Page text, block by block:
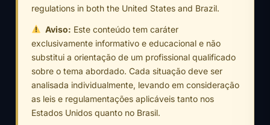
regulations in both the United States and Brazil.
Aviso: Este conteúdo tem caráter
exclusivamente informativo e educacional e não
substitui a orientação de um profissional qualificado
sobre o tema abordado. Cada situação deve ser
analisada individualmente, levando em consideração
as leis e regulamentações aplicáveis tanto nos
Estados Unidos quanto no Brasil.